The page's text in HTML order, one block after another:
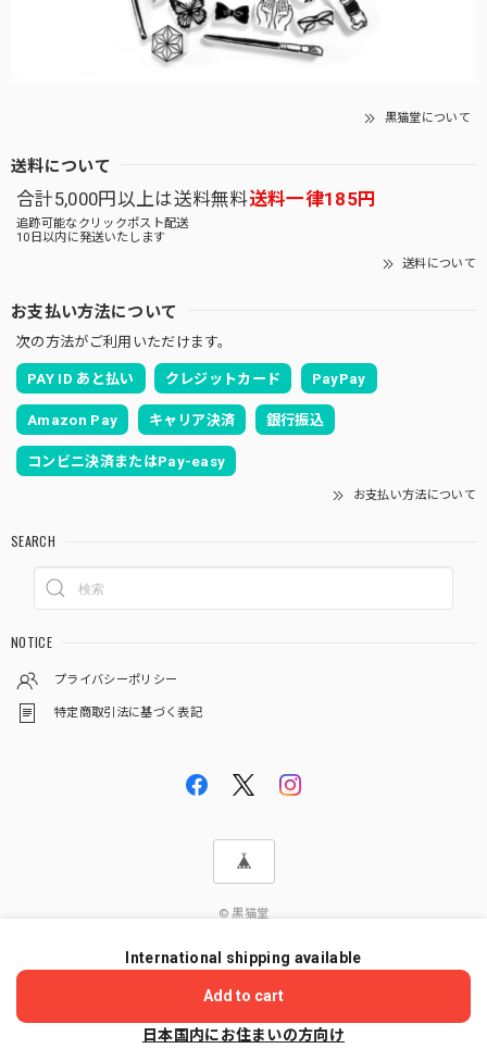
黒猫堂について
送料について
合計5,000円以上は送料無料送料一律185円
追跡可能なクリックポスト配送
10日以内に発送いたします
送料について
お支払い方法について
次の方法がご利用いただけます。
PAY ID あと払い クレジットカード PayPay
Amazon Pay キャリア決済 銀行振込
コンビニ決済またはPay-easy
お支払い方法について
SEARCH
NOTICE
プライバシーポリシー
特定商取引法に基づく表記
© 黒猫堂
International shipping available
Add to cart
日本国内にお住まいの方向け
ショップに質問する